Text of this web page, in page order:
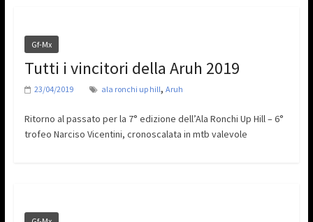
Gf-Mx
Tutti i vincitori della Aruh 2019
23/04/2019 ala ronchi up hill, Aruh
Ritorno al passato per la 7° edizione dell’Ala Ronchi Up Hill – 6°
trofeo Narciso Vicentini, cronoscalata in mtb valevole